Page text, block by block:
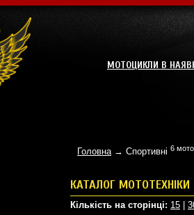
МОТОЦИКЛИ В
Головна→ Спортивні 6
КАТАЛОГ МОТОТЕХНІКИ
Кількість на сторінці: 15